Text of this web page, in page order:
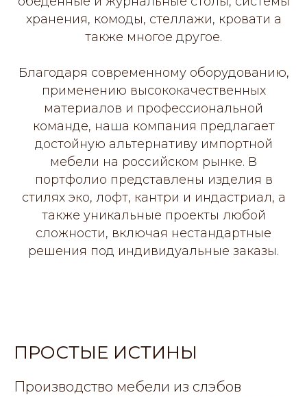
хранения, комоды, стеллажи, кровати а
также многое другое.
Благодаря современному оборудованию,
применению высококачественных
материалов и профессиональной
команде, наша компания предлагает
достойную альтернативу импортной
мебели на российском рынке. В
портфолио представлены изделия в
стилях эко, лофт, кантри и индастриал, а
также уникальные проекты любой
сложности, включая нестандартные
решения под индивидуальные заказы.
ПРОСТЫЕ ИСТИНЫ
Производство мебели из слэбов